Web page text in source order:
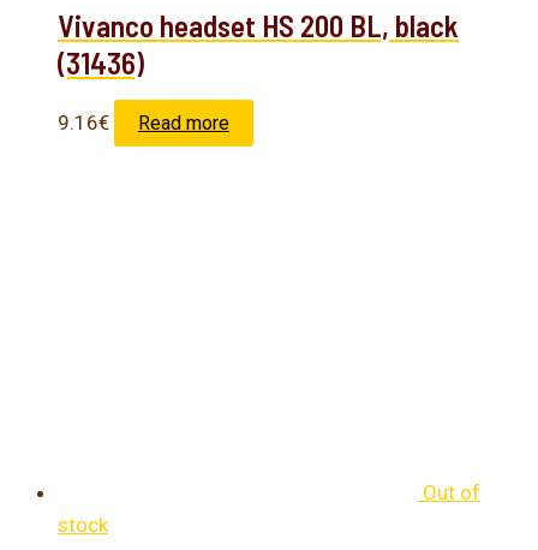
Vivanco headset HS 200 BL, black
(31436)
9.16€ Read more
Out of
stock